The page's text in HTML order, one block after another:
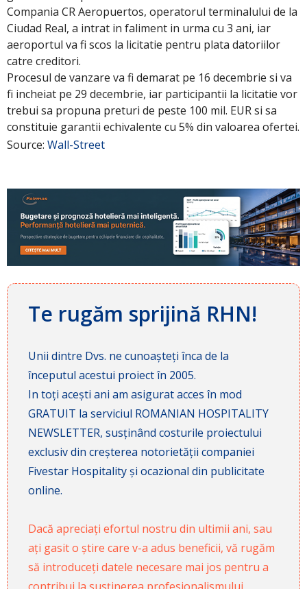
Compania CR Aeropuertos, operatorul terminalului de la
Ciudad Real, a intrat in faliment in urma cu 3 ani, iar
aeroportul va fi scos la licitatie pentru plata datoriilor
catre creditori.
Procesul de vanzare va fi demarat pe 16 decembrie si va
fi incheiat pe 29 decembrie, iar participantii la licitatie vor
trebui sa propuna preturi de peste 100 mil. EUR si sa
constituie garantii echivalente cu 5% din valoarea ofertei.
Source: Wall-Street
Te rugăm sprijină RHN!
Unii dintre Dvs. ne cunoașteți înca de la
începutul acestui proiect în 2005.
In toți acești ani am asigurat acces în mod
GRATUIT la serviciul ROMANIAN HOSPITALITY
NEWSLETTER, susținând costurile proiectului
exclusiv din creșterea notorietății companiei
Fivestar Hospitality și ocazional din publicitate
online.
Dacă apreciați efortul nostru din ultimii ani, sau
ați gasit o știre care v-a adus beneficii, vă rugăm
să introduceți datele necesare mai jos pentru a